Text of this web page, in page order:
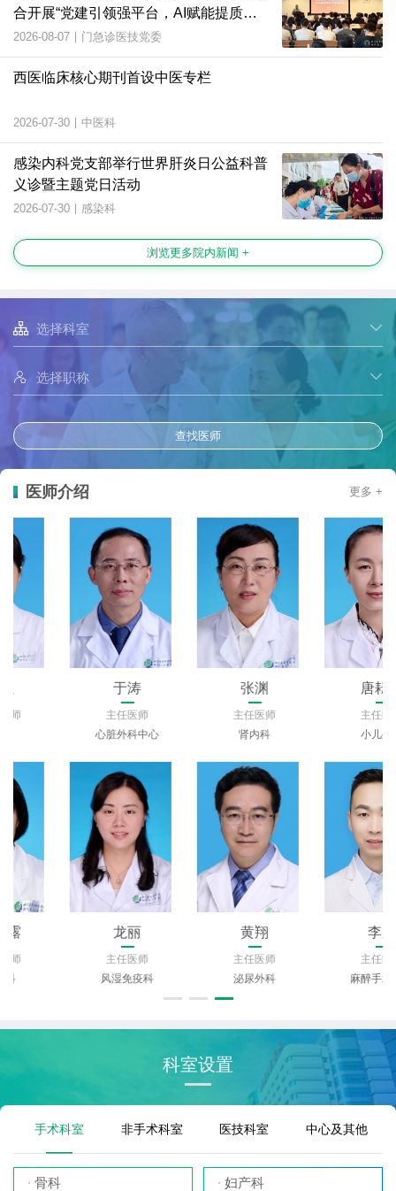
合开展“党建引领强平台，AI赋能提质
效”主题党日活动
2026-08-07 | 门急诊医技党委
西医临床核心期刊首设中医专栏
2026-07-30 | 中医科
感染内科党支部举行世界肝炎日公益科普
义诊暨主题党日活动
2026-07-30 | 感染科
浏览更多院内新闻 +


查找医师
医师介绍 更多 +
心脏外科中心
麻醉手术中心
科室设置
手术科室 非手术科室 医技科室 中心及其他
骨科 妇产科